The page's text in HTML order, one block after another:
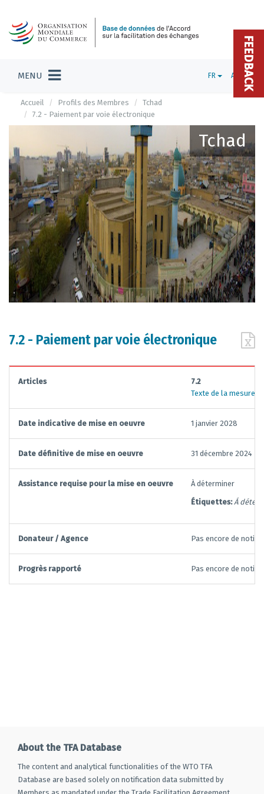
MENU FR ADMIN
Accueil Profils des Membres
Tchad
7.2 - Paiement par voie électronique
Tchad
7.2 - Paiement par voie électronique
Articles
7.2
Texte de la mesure
Date indicative de mise en oeuvre 1 janvier 2028
Date définitive de mise en oeuvre 31 décembre 2024
Assistance requise pour la mise en oeuvre À déterminer
Étiquettes: Á
Donateur / Agence Pas encore de
Progrès rapporté Pas encore de
About the TFA Database
The content and analytical functionalities of the WTO TFA
Database are based solely on notification data submitted by
FEEDBACK